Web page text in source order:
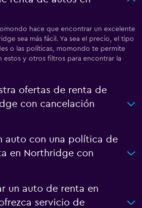
hace que encontrar un excelente
sea más fácil. Ya sea el precio, el tipo
o las políticas, momondo te permite
estos y otros filtros para encontrar la
ofertas de renta de
con cancelación
auto con una política de
en Northridge con
un auto de renta en
servicio de